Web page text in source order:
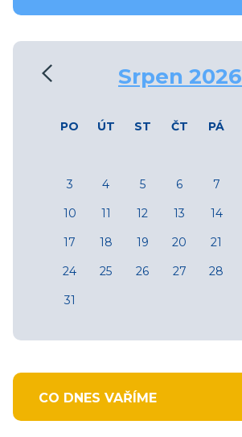
Srpen 2026
PO ÚT ST ČT PÁ
3
4 5 6 7
10
11 12 13 14
17
18 19 20 21
24
25 26 27 28
31
CO DNES VAŘÍME